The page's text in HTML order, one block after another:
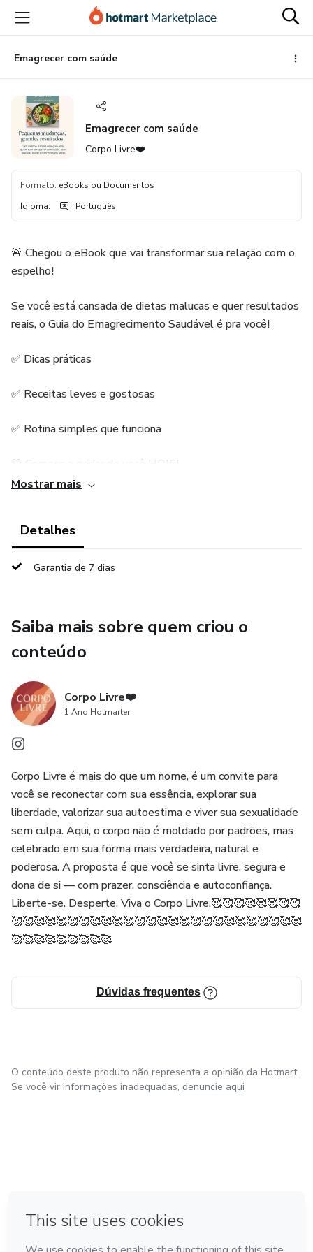
para
conteúdo
principal
para
pagamento
para
rodapéEmagrecer com saúde
Emagrecer com saúde
Corpo Livre❤️
Formato: eBooks ou Documentos
Idioma: Português
🚨 Chegou o eBook que vai transformar sua relação com o
espelho!
Se você está cansada de dietas malucas e quer resultados
reais, o Guia do Emagrecimento Saudável é pra você!
✅ Dicas práticas
✅ Receitas leves e gostosas
✅ Rotina simples que funciona
💚 Comece a cuidar de você HOJE!
Mostrar mais
Detalhes
Garantia de 7 dias
Saiba mais sobre quem criou o
conteúdo
Corpo Livre❤️
1 Ano Hotmarter
Corpo Livre é mais do que um nome, é um convite para
você se reconectar com sua essência, explorar sua
liberdade, valorizar sua autoestima e viver sua sexualidade
sem culpa. Aqui, o corpo não é moldado por padrões, mas
celebrado em sua forma mais verdadeira, natural e
poderosa. A proposta é que você se sinta livre, segura e
dona de si — com prazer, consciência e autoconfiança.
Liberte-se. Desperte. Viva o Corpo Livre.🥰🥰🥰🥰🥰🥰🥰🥰
🥰🥰🥰🥰🥰🥰🥰🥰🥰🥰🥰🥰🥰🥰🥰🥰🥰🥰🥰🥰🥰🥰🥰🥰🥰🥰
🥰🥰🥰🥰🥰🥰🥰🥰🥰
Dúvidas frequentes
O conteúdo deste produto não representa a opinião da Hotmart.
Se você vir informações inadequadas, denuncie aqui
Feito com ❤ em Bogotá